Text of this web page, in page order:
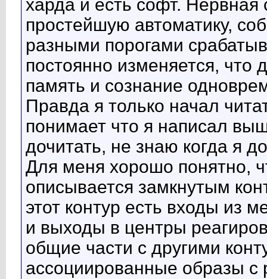
харда и есть софт.
простейшую автоматику,
разными порогами
постоянно изменяется,
память и сознание
Правда я только начал
понимает что я написал
дочитать, не знаю когда я
Для меня хорошо понятно,
описывается замкнутым
этот контур есть входы из
и выходы в центры
общие части с другими
ассоциированные образы